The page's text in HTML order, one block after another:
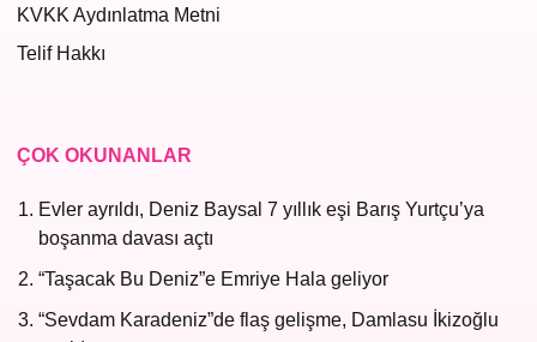
KVKK Aydınlatma Metni
Telif Hakkı
ÇOK OKUNANLAR
Evler ayrıldı, Deniz Baysal 7 yıllık eşi Barış Yurtçu’ya
boşanma davası açtı
“Taşacak Bu Deniz”e Emriye Hala geliyor
“Sevdam Karadeniz”de flaş gelişme, Damlasu İkizoğlu